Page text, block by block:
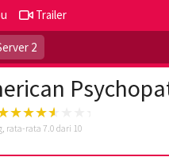
Trailer
2
rata-rata 7.0 dari 10